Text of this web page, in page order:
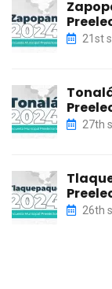
21st
27th
26th